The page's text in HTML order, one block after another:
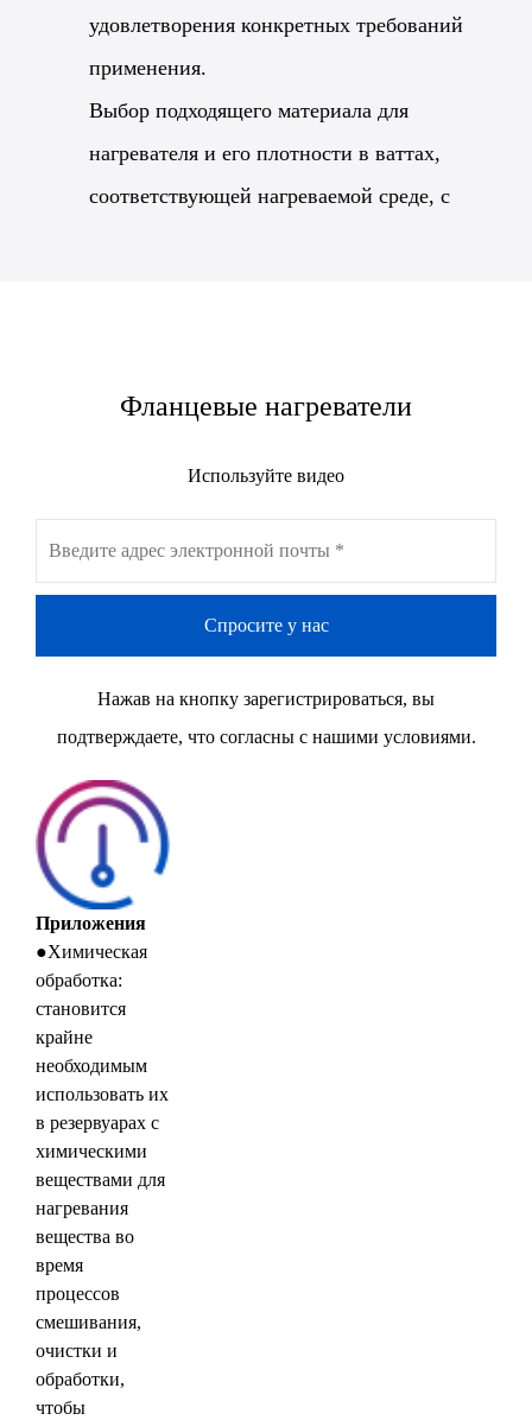
удовлетворения конкретных требований
применения.
Выбор подходящего материала для
нагревателя и его плотности в ваттах,
соответствующей нагреваемой среде, с
Фланцевые нагреватели
Используйте видео
Спросите у нас
Нажав на кнопку зарегистрироваться, вы
подтверждаете, что согласны с нашими условиями.
Приложения
●Химическая
обработка:
становится
крайне
необходимым
использовать их
в резервуарах с
химическими
веществами для
нагревания
вещества во
время
процессов
смешивания,
очистки и
обработки,
чтобы